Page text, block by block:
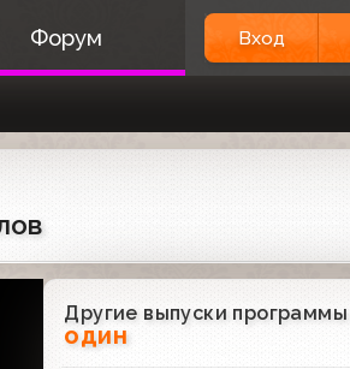
Форум Вход
Другие выпуски программы
один